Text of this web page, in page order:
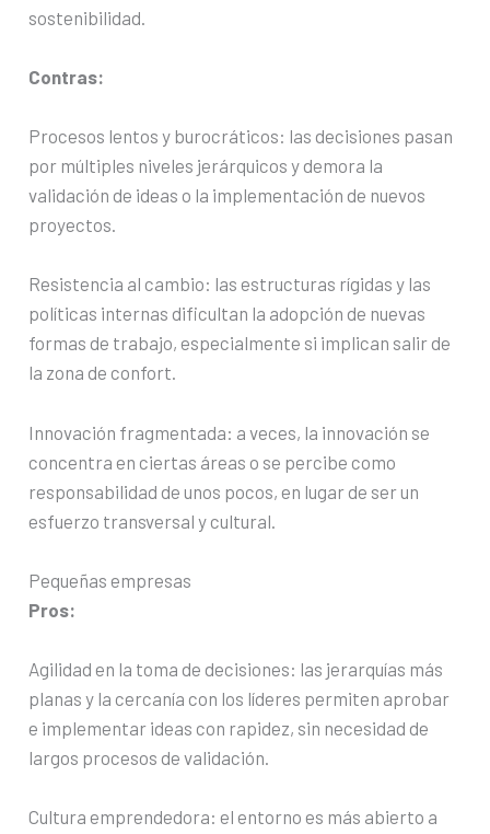
sostenibilidad.
Contras:
Procesos lentos y burocráticos: las decisiones pasan
por múltiples niveles jerárquicos y demora la
validación de ideas o la implementación de nuevos
proyectos.
Resistencia al cambio: las estructuras rígidas y las
políticas internas dificultan la adopción de nuevas
formas de trabajo, especialmente si implican salir de
la zona de confort.
Innovación fragmentada: a veces, la innovación se
concentra en ciertas áreas o se percibe como
responsabilidad de unos pocos, en lugar de ser un
esfuerzo transversal y cultural.
Pequeñas empresas
Pros:
Agilidad en la toma de decisiones: las jerarquías más
planas y la cercanía con los líderes permiten aprobar
e implementar ideas con rapidez, sin necesidad de
largos procesos de validación.
Cultura emprendedora: el entorno es más abierto a